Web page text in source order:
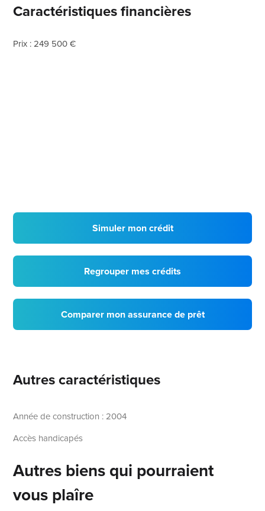
Caractéristiques financières
Prix : 249 500 €
Simuler mon crédit
Regrouper mes crédits
Comparer mon assurance de prêt
Autres caractéristiques
Année de construction : 2004
Accès handicapés
Autres biens qui pourraient
vous plaîre